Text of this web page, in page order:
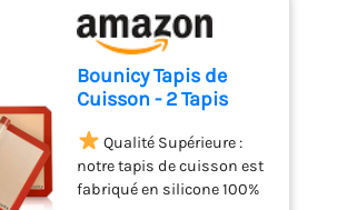
Bounicy Tapis de
Cuisson - 2 Tapis
Silicone Anti-Adhésif
- Supporte le Four et
le Micro-Onde, Passe
Qualité Supérieure :
notre tapis de cuisson est
fabriqué en silicone 100%